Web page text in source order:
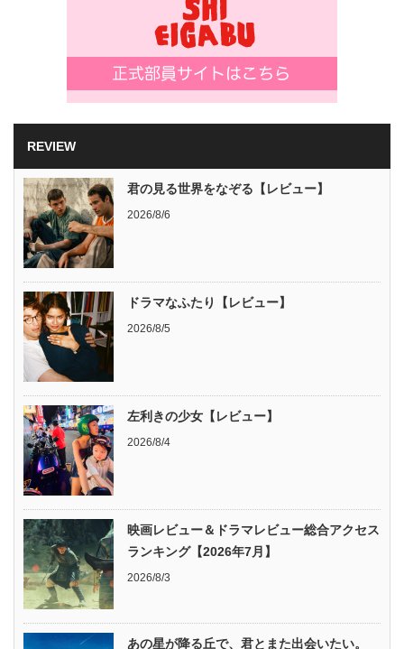
REVIEW
君の見る世界をなぞる【レビュー】
2026/8/6
ドラマなふたり【レビュー】
2026/8/5
左利きの少女【レビュー】
2026/8/4
映画レビュー＆ドラマレビュー総合アクセス
ランキング【2026年7月】
2026/8/3
あの星が降る丘で、君とまた出会いたい。